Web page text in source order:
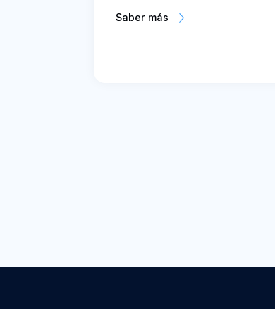
Saber más